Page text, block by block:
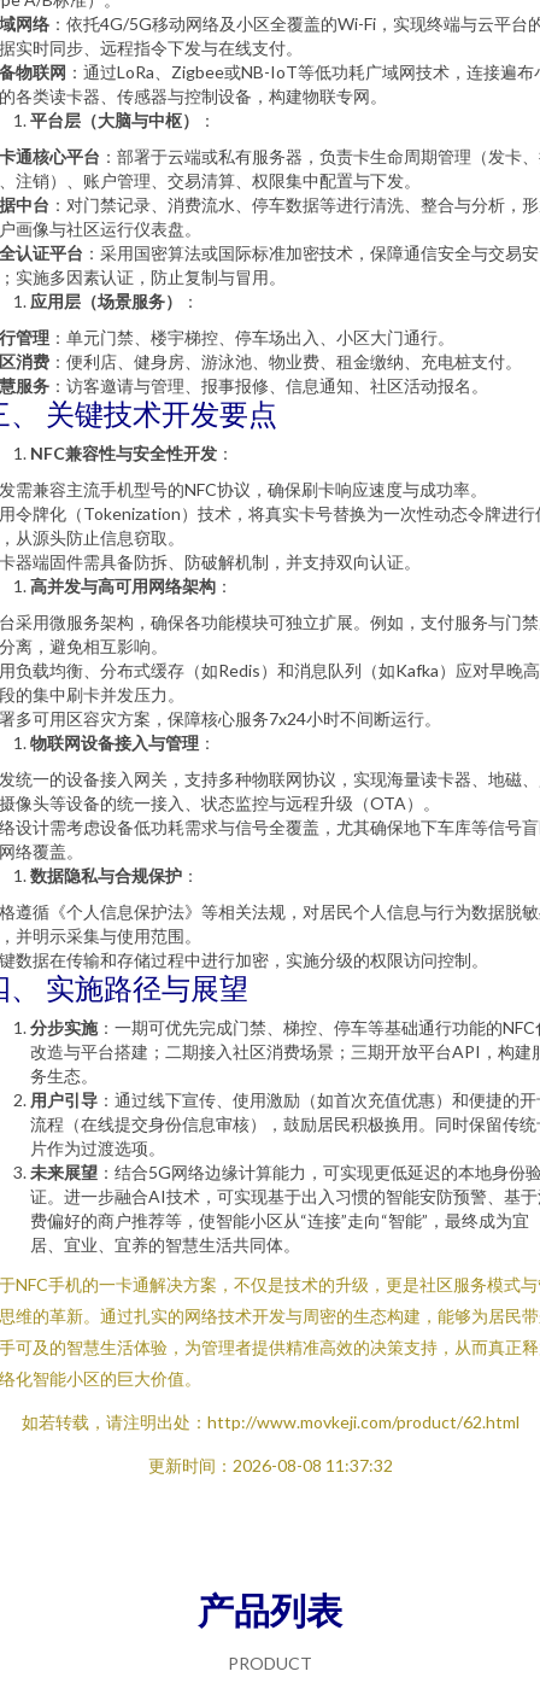
网络 ：依托4G/5G移动网络及小区全覆盖的Wi-Fi，实现终端与云平台
实时同步、远程指令下发与在线支付。
物联网 ：通过LoRa、Zigbee或NB-IoT等低功耗广域网技术，连接遍布
各类读卡器、传感器与控制设备，构建物联专网。
平台层（大脑与中枢）
：
通核心平台 ：部署于云端或私有服务器，负责卡生命周期管理（发卡
注销）、账户管理、交易清算、权限集中配置与下发。
中台 ：对门禁记录、消费流水、停车数据等进行清洗、整合与分析，
画像与社区运行仪表盘。
认证平台 ：采用国密算法或国际标准加密技术，保障通信安全与交易安
实施多因素认证，防止复制与冒用。
应用层（场景服务）
：
管理 ：单元门禁、楼宇梯控、停车场出入、小区大门通行。
消费 ：便利店、健身房、游泳池、物业费、租金缴纳、充电桩支付。
服务 ：访客邀请与管理、报事报修、信息通知、社区活动报名。
、 关键技术开发要点
NFC兼容性与安全性开发 ：
需兼容主流手机型号的NFC协议，确保刷卡响应速度与成功率。
令牌化（Tokenization）技术，将真实卡号替换为一次性动态令牌进行
从源头防止信息窃取。
器端固件需具备防拆、防破解机制，并支持双向认证。
高并发与高可用网络架构 ：
采用微服务架构，确保各功能模块可独立扩展。例如，支付服务与门
离，避免相互影响。
负载均衡、分布式缓存（如Redis）和消息队列（如Kafka）应对早晚
的集中刷卡并发压力。
多可用区容灾方案，保障核心服务7x24小时不间断运行。
物联网设备接入与管理 ：
统一的设备接入网关，支持多种物联网协议，实现海量读卡器、地磁
像头等设备的统一接入、状态监控与远程升级（OTA）。
设计需考虑设备低功耗需求与信号全覆盖，尤其确保地下车库等信号
络覆盖。
数据隐私与合规保护 ：
遵循《个人信息保护法》等相关法规，对居民个人信息与行为数据脱
并明示采集与使用范围。
数据在传输和存储过程中进行加密，实施分级的权限访问控制。
、 实施路径与展望
分步实施：一期可优先完成门禁、梯控、停车等基础通行功能的NFC
改造与平台搭建；二期接入社区消费场景；三期开放平台API，构建
务生态。
用户引导 ：通过线下宣传、使用激励（如首次充值优惠）和便捷的开
流程（在线提交身份信息审核），鼓励居民积极换用。同时保留传统
片作为过渡选项。
未来展望 ：结合5G网络边缘计算能力，可实现更低延迟的本地身份
证。进一步融合AI技术，可实现基于出入习惯的智能安防预警、基
费偏好的商户推荐等，使智能小区从“连接”走向“智能”，最终成为宜
居、宜业、宜养的智慧生活共同体。
NFC手机的一卡通解决方案，不仅是技术的升级，更是社区服务模式
维的革新。通过扎实的网络技术开发与周密的生态构建，能够为居民
可及的智慧生活体验，为管理者提供精准高效的决策支持，从而真正
化智能小区的巨大价值。
如若转载，请注明出处：http://www.movkeji.com/product/62.html
更新时间：2026-08-08 11:37:32
产品列表
PRODUCT